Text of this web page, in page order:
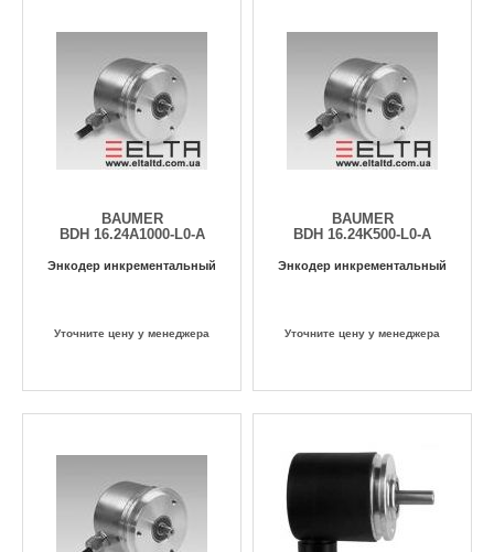
BAUMER
BDH 16.24A1000-L0-A
Энкодер инкрементальный
Уточните цену у менеджера
BAUMER
BDH 16.24K500-L0-A
Энкодер инкрементальный
Уточните цену у менеджера